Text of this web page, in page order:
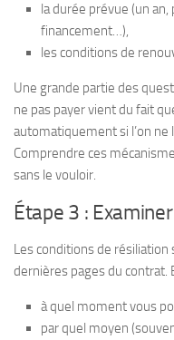
la durée prévue (un
financement…),
les conditions de
Une grande partie des
ne pas payer vient du fait
automatiquement si l’on ne
Comprendre ces
sans le vouloir.
Étape 3 :
Les conditions de
dernières pages du contrat.
à quel moment vous
par quel moyen